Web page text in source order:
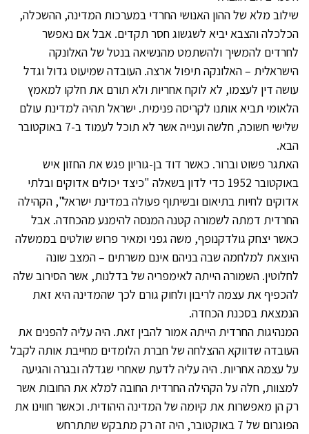
שילוב מלא של ההון האנושי החרדי במערכות המדינה, ההשכלה,
הכלכלה והצבא יביא לשגשוג חסר תקדים. אבל אם נאפשר
לחרדים להמשיך ולהשתמט מהנשיאה בנטל של האלונקה
הישראלית – האלונקה תיפול ארצה. העובדה שמיעוט גדול וגדל
עושה דין לעצמו, לא לוקח אחריות ולא תורם את חלקו למאמץ
הלאומי תביא אותנו לקריסה פנימית. ישראל תהיה למדינת עולם
שלישי חשוכה, חלשה וענייה אשר לא תוכל לעמוד ב-7 באוקטובר
הבא.
האתגר פשוט וברור. כאשר דוד בן-גוריון פגש את החזון איש
באוקטובר 1952 כדי לדון בשאלה "כיצד יכולים אדוקים ובלתי
אדוקים לחיות בתיאום ובשיתוף פעולה במדינת ישראל", הקהילה
החרדית דמתה לשמורה קטנה המנסה להימנע מהכחדה. אבל
כאשר יצחק גולדקנופף, משה גפני ומאיר פרוש שולטים בממשלה
היוצאת למלחמה שבה בניהם אינם משרתים – המצב שונה
לחלוטין. השמורה הייתה לאימפריה של בדלנות, אשר הסירוב שלה
להכפיף את עצמה לריבון ולחוק גורם לכך שהמדינה היא זאת
הנמצאת בסכנת הכחדה.
המנהיגות החרדית הייתה אמור להבין זאת. היה עליה להפנים את
העובדה שדווקא ההצלחה של חברת הלומדים מחייבת אותה לקבל
על עצמה אחריות. היה עליה לדעת שאחרי שגדלה ובגרה והגיעה
למצוות, חלה על הקהילה החרדית החובה למלא את החובות אשר
רק הן מאפשרות את קיומה של המדינה היהודית. וכאשר חווינו את
הפוגרום של 7 באוקטובר, היה זה רק מתבקש שתתרחש